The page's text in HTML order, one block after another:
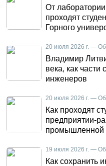
От
проходят
Горного
20 июля 2026 г. —
Владимир
века, как
инженеров
20 июля 2026 г. —
Как проходят
предприятии-
промышленной
19 июля 2026 г. —
Как сохранить